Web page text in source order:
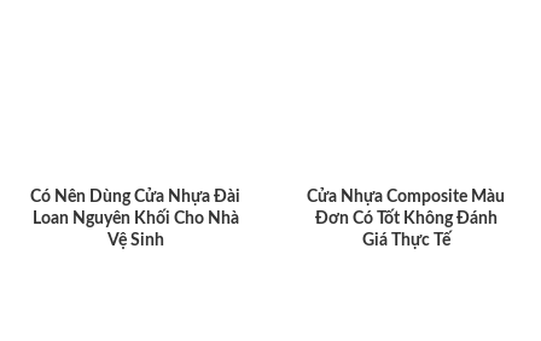
Có Nên Dùng Cửa Nhựa Đài
Loan Nguyên Khối Cho Nhà
Vệ Sinh
Cửa Nhựa Composite Màu
Đơn Có Tốt Không Đánh
Giá Thực Tế